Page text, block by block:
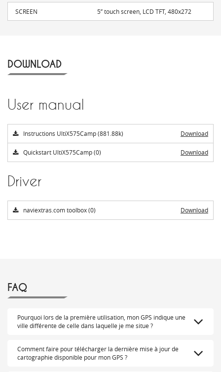
SCREEN 5’’ touch screen, LCD TFT, 480x272
DOWNLOAD
User manual
Instructions UltiX575Camp (881.88k) Download
Quickstart UltiX575Camp (0) Download
Driver
naviextras.com toolbox (0) Download
FAQ
Pourquoi lors de la première utilisation, mon GPS indique une
ville différente de celle dans laquelle je me situe ?
Comment faire pour télécharger la dernière mise à jour de
cartographie disponible pour mon GPS ?